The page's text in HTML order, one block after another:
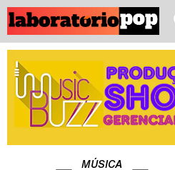
MÚSICA